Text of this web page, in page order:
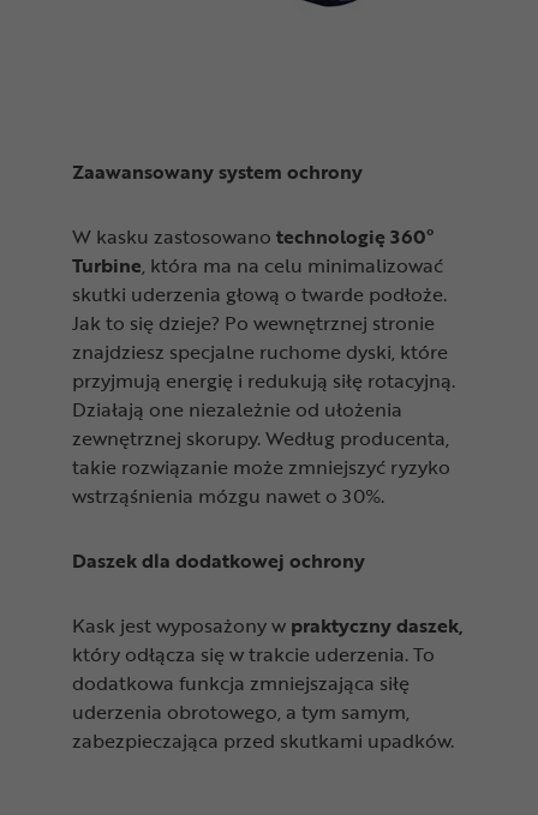
Zaawansowany system ochrony
W kasku zastosowano technologię 360°
Turbine, która ma na celu minimalizować
skutki uderzenia głową o twarde podłoże.
Jak to się dzieje? Po wewnętrznej stronie
znajdziesz specjalne ruchome dyski, które
przyjmują energię i redukują siłę rotacyjną.
Działają one niezależnie od ułożenia
zewnętrznej skorupy. Według producenta,
takie rozwiązanie może zmniejszyć ryzyko
wstrząśnienia mózgu nawet o 30%.
Daszek dla dodatkowej ochrony
Kask jest wyposażony w praktyczny daszek,
który odłącza się w trakcie uderzenia. To
dodatkowa funkcja zmniejszająca siłę
uderzenia obrotowego, a tym samym,
zabezpieczająca przed skutkami upadków.